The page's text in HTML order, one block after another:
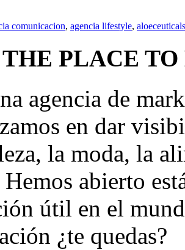
comunicacion, agencia lifestyle, aloeceuticals
THE PLACE TO
agencia de
en dar
la moda, la
abierto
útil en el
¿te quedas?